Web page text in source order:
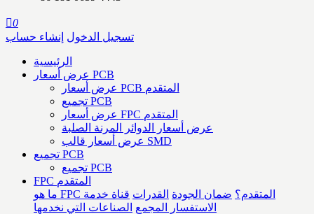
0
تسجيل الدخول إنشاء حساب
الرئيسية
عرض أسعار PCB
عرض أسعار PCB المتقدم
تجميع PCB
عرض أسعار FPC المتقدم
عرض أسعار الدوائر المرنة الصلبة
عرض أسعار قالب SMD
تجميع PCB
تجميع PCB
FPC المتقدم
ما هو FPC المتقدم؟ ضمان الجودة القدرات قناة خدمة
الاستفسار المجمع الصناعات التي نخدمها